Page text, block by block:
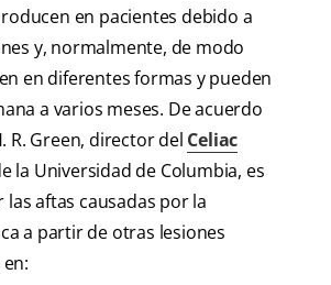
en pacientes debido a
y, normalmente, de modo
en diferentes formas y pueden
a varios meses. De acuerdo
R. Green, director del Celiac
la Universidad de Columbia, es
aftas causadas por la
a partir de otras lesiones